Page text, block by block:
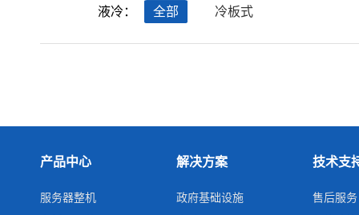
液冷： 全部 冷板式
产品中心
服务器整机
解决方案
政府基础设施
技术支
售后服务